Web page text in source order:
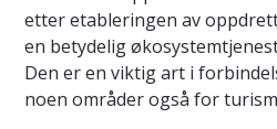
etter etableringen av
en betydelig
Den er en viktig art i
noen områder også for